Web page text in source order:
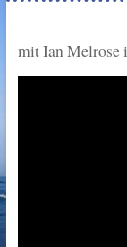
mit Ian Melrose